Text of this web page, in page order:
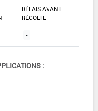
DÉLAIS AVANT
RÉCOLTE
-
: